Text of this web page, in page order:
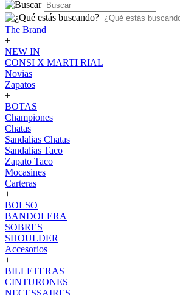
The Brand
+
NEW IN
CONSI X MARTI RIAL
Novias
Zapatos
+
BOTAS
Championes
Chatas
Sandalias Chatas
Sandalias Taco
Zapato Taco
Mocasines
Carteras
+
BOLSO
BANDOLERA
SOBRES
SHOULDER
Accesorios
+
BILLETERAS
CINTURONES
NECESSAIRES